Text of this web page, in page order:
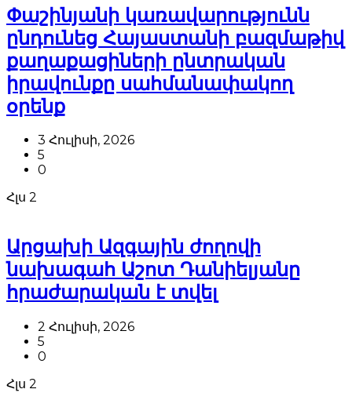
Փաշինյանի կառավարությունն
ընդունեց Հայաստանի բազմաթիվ
քաղաքացիների ընտրական
իրավունքը սահմանափակող
օրենք
3 Հուլիսի, 2026
5
0
Հլս 2
Արցախի Ազգային ժողովի
նախագահ Աշոտ Դանիելյանը
հրաժարական է տվել
2 Հուլիսի, 2026
5
0
Հլս 2